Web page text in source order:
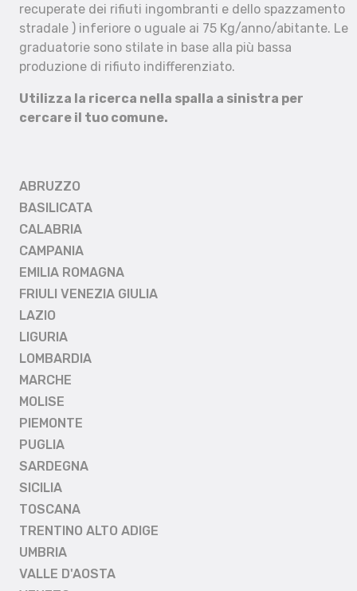
recuperate dei rifiuti ingombranti e dello spazzamento
stradale ) inferiore o uguale ai 75 Kg/anno/abitante. Le
graduatorie sono stilate in base alla più bassa
produzione di rifiuto indifferenziato.
Utilizza la ricerca nella spalla a sinistra per
cercare il tuo comune.
ABRUZZO
BASILICATA
CALABRIA
CAMPANIA
EMILIA ROMAGNA
FRIULI VENEZIA GIULIA
LAZIO
LIGURIA
LOMBARDIA
MARCHE
MOLISE
PIEMONTE
PUGLIA
SARDEGNA
SICILIA
TOSCANA
TRENTINO ALTO ADIGE
UMBRIA
VALLE D'AOSTA